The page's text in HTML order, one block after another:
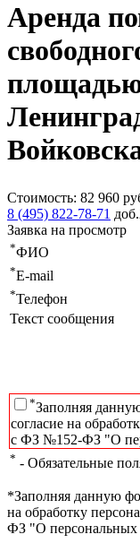
Аренда
Стоимость: 82 960
8 (495) 822-78-71
Заявка на просмотр
*ФИО
*E-mail
*Телефон
Текст сообщения
*Заполняя
согласие на
с ФЗ №152-ФЗ "О
* - Обязательные
*Заполняя данную
на обработку
ФЗ "О